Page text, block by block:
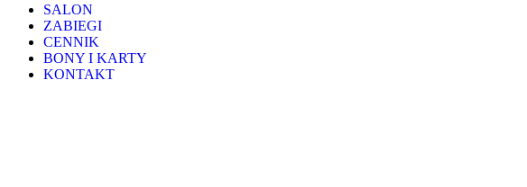
SALON
ZABIEGI
CENNIK
BONY I KARTY
KONTAKT